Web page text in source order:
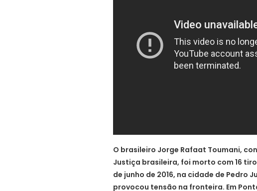
O brasileiro Jorge Rafaat Toumani,
Justiça brasileira, foi morto com 16
de junho de 2016, na cidade de Pedro
provocou tensão na fronteira. Em